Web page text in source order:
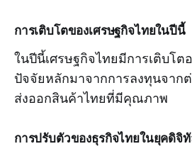
การเติบโตของเศรษฐกิจไทยในปีนี้
ในปีนี้เศรษฐกิจไทยมีการเติบโต
ปัจจัยหลักมาจากการลงทุนจาก
ส่งออกสินค้าไทยที่มีคุณภาพ
การปรับตัวของธุรกิจไทยในยุคดิจิ